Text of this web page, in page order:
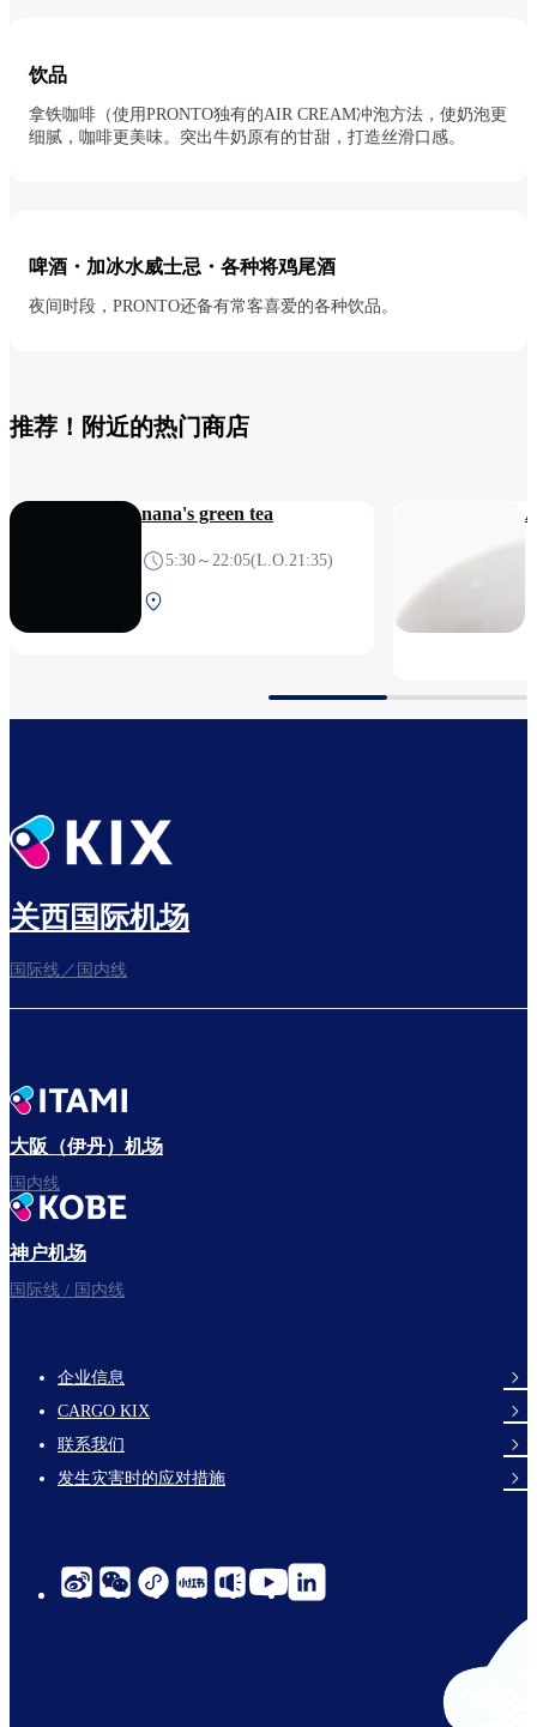
饮品
拿铁咖啡（使用PRONTO独有的AIR CREAM冲泡方法，使奶泡更
细腻，咖啡更美味。突出牛奶原有的甘甜，打造丝滑口感。
啤酒・加冰水威士忌・各种将鸡尾酒
夜间时段，PRONTO还备有常客喜爱的各种饮品。
推荐！附近的热门商店
nana's green tea
5:30～22:05(L.O.21:35)
关西国际机场
国际线／国内线
大阪（伊丹）机场
国内线
神户机场
国际线 / 国内线
footer-
links-
en-
企业信息
CARGO KIX
联系我们
发生灾害时的应对措施
social-